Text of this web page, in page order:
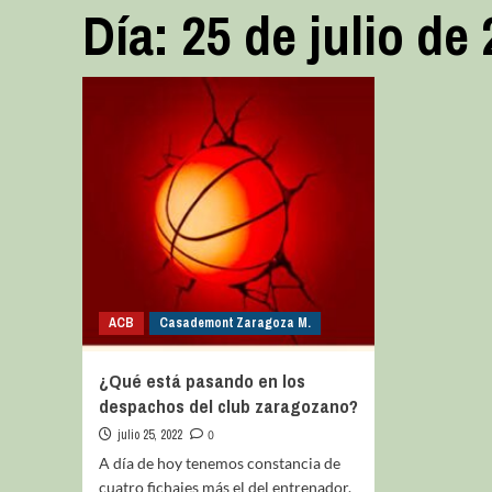
Día: 25 de julio de
ACB Casademont Zaragoza M.
¿Qué está pasando en los
despachos del club zaragozano?
julio 25, 2022
0
A día de hoy tenemos constancia de
cuatro fichajes más el del entrenador.